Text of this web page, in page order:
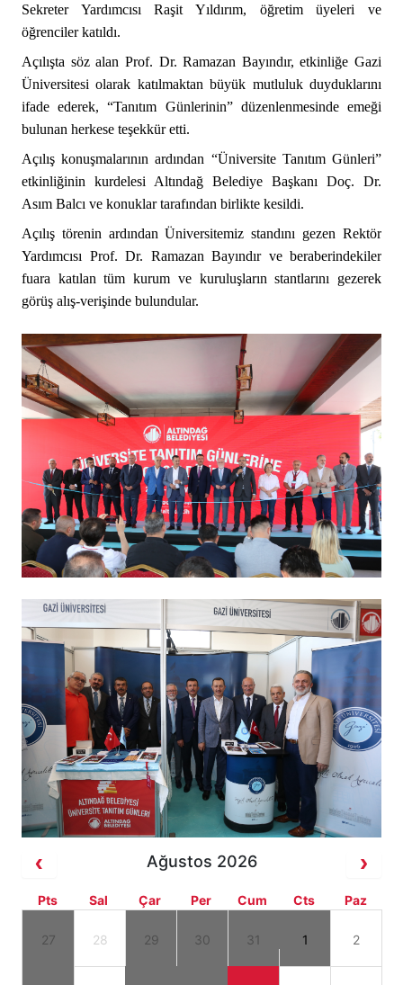
Sekreter Yardımcısı Raşit Yıldırım, öğretim üyeleri ve
öğrenciler katıldı.
Açılışta söz alan Prof. Dr. Ramazan Bayındır, etkinliğe Gazi
Üniversitesi olarak katılmaktan büyük mutluluk duyduklarını
ifade ederek, “Tanıtım Günlerinin” düzenlenmesinde emeği
bulunan herkese teşekkür etti.
Açılış konuşmalarının ardından “Üniversite Tanıtım Günleri”
etkinliğinin kurdelesi Altındağ Belediye Başkanı Doç. Dr.
Asım Balcı ve konuklar tarafından birlikte kesildi.
Açılış törenin ardından Üniversitemiz standını gezen Rektör
Yardımcısı Prof. Dr. Ramazan Bayındır ve beraberindekiler
fuara katılan tüm kurum ve kuruluşların stantlarını gezerek
görüş alış-verişinde bulundular.
Ağustos 2026
Pts Sal Çar Per Cum Cts Paz
27 28 29 30 31 1 2